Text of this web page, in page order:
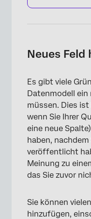
Neues Feld
Es gibt viele
Datenmodell ein
müssen. Dies ist
wenn Sie Ihrer
eine neue
haben,
veröffentlicht
Meinung zu
das Sie zuvor
Sie können
hinzufügen,